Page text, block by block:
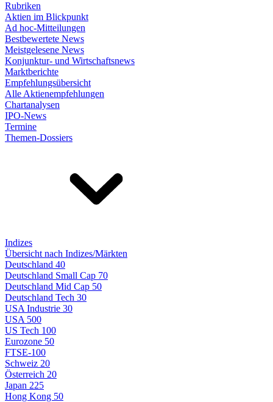
Rubriken
Aktien im Blickpunkt
Ad hoc-Mitteilungen
Bestbewertete News
Meistgelesene News
Konjunktur- und Wirtschaftsnews
Marktberichte
Empfehlungsübersicht
Alle Aktienempfehlungen
Chartanalysen
IPO-News
Termine
Themen-Dossiers
Indizes
Übersicht nach Indizes/Märkten
Deutschland 40
Deutschland Small Cap 70
Deutschland Mid Cap 50
Deutschland Tech 30
USA Industrie 30
USA 500
US Tech 100
Eurozone 50
FTSE-100
Schweiz 20
Österreich 20
Japan 225
Hong Kong 50